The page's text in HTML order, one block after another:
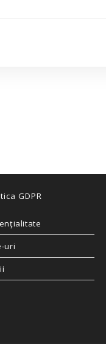
GDPR
uri